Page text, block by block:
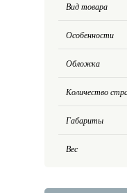
Вид товара
Особенности
Обложка
Количество
Габариты
Вес